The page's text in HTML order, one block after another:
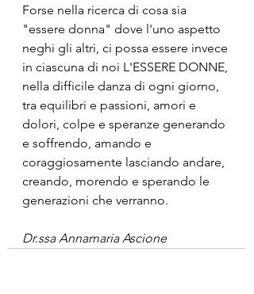
Forse nella ricerca di cosa sia
"essere donna" dove l'uno aspetto
neghi gli altri, ci possa essere invece
in ciascuna di noi L'ESSERE DONNE,
nella difficile danza di ogni giorno,
tra equilibri e passioni, amori e
dolori, colpe e speranze generando
e soffrendo, amando e
coraggiosamente lasciando andare,
creando, morendo e sperando le
generazioni che verranno.
Dr.ssa Annamaria Ascione